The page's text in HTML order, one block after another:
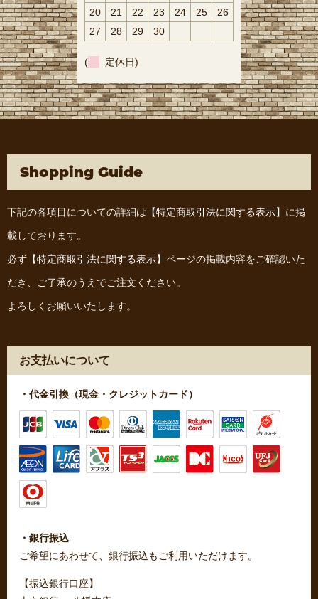
20 21 22 23 24 25
26
27
28 29 30
( 定休日)
Shopping Guide
下記の各項目についての詳細は 【特定商取引法に関する表示】 に掲
載しております。
必ず 【特定商取引法に関する表示】 ページの掲載内容をご確認いた
だき、ご了承のうえでご注文ください。
よろしくお願いいたします。
お支払いについて
・代金引換（現金・クレジットカード）
・銀行振込
ご希望にあわせて、銀行振込もご利用いただけます。
【振込銀行口座】